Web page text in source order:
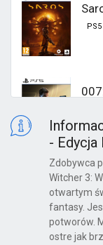
PS5
PS5
- Edycja
Zdobywca
Witcher 3:
otwartym
fantasy.
potworów.
ostre jak